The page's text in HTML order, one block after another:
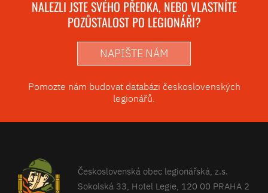
NALEZLI JSTE SVÉHO PŘEDKA, NEBO VLASTNÍTE
POZŮSTALOST PO LEGIONÁŘI?
NAPIŠTE NÁM
Pomozte nám budovat databázi československých
legionářů.
Československá obec legionářská, z.s.
Sokolská 33, Hotel Legie, 120 00 PRAHA 2